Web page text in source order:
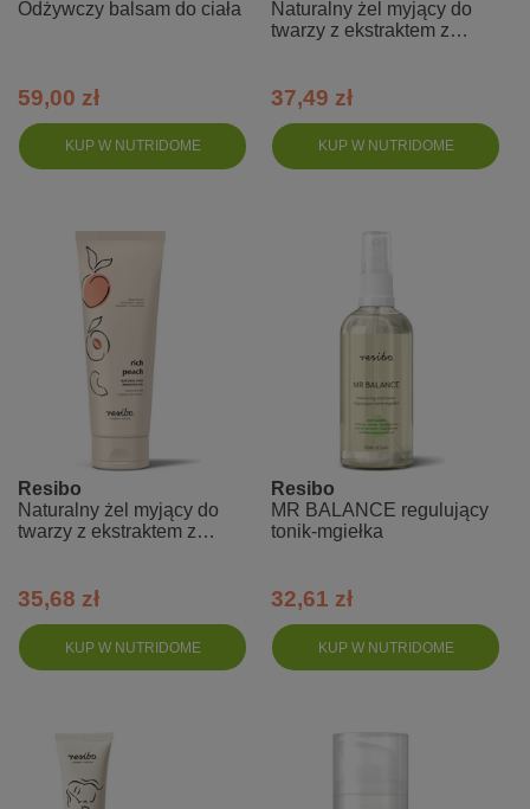
KUP W NUTRIDOME
Odżywczy balsam do ciała
59,00 zł
KUP W NUTRIDOME
Naturalny żel myjący do
twarzy z ekstraktem z
37,49 zł
KUP W NUTRIDOME
Resibo
Naturalny żel myjący do
twarzy z ekstraktem z
35,68 zł
KUP W NUTRIDOME
Resibo
MR BALANCE regulujący
tonik-mgiełka
32,61 zł